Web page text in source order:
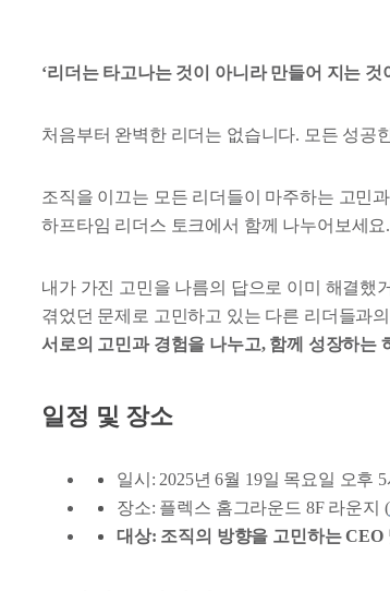
‘리더는 타고나는 것이 아니라 만들어 지는 것
처음부터 완벽한 리더는 없습니다. 모든 성공
조직을 이끄는 모든 리더들이 마주하는 고민
하프타임 리더스 토크에서 함께 나누어보세요.
내가 가진 고민을 나름의 답으로 이미 해결했
겪었던 문제로 고민하고 있는 다른 리더들과
서로의 고민과 경험을 나누고, 함께 성장하는
일정 및 장소
일시: 2025년 6월 19일 목요일 오후 5
장소: 플렉스 홈그라운드 8F 라운지 (
대상: 조직의 방향을 고민하는 CEO